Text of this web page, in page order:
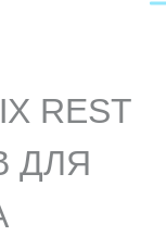
REST
ДЛЯ